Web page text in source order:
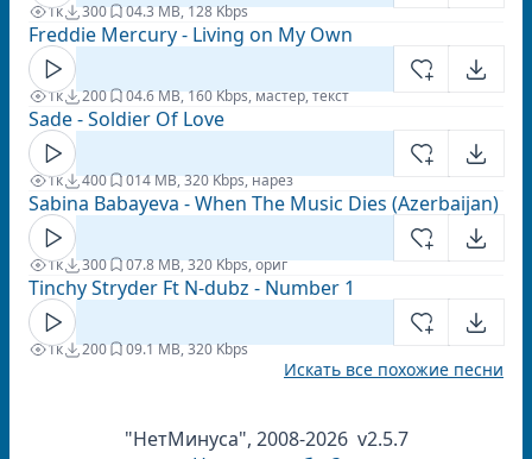
1к 300 04.3 MB, 128 Kbps
Freddie Mercury - Living on My Own
1к 200 04.6 MB, 160 Kbps, мастер, текст
Sade - Soldier Of Love
1к 400 014 MB, 320 Kbps, нарез
Sabina Babayeva - When The Music Dies (Azerbaijan)
1к 300 07.8 MB, 320 Kbps, ориг
Tinchy Stryder Ft N-dubz - Number 1
1к 200 09.1 MB, 320 Kbps
Искать все похожие песни
"НетМинуса", 2008-2026 v2.5.7